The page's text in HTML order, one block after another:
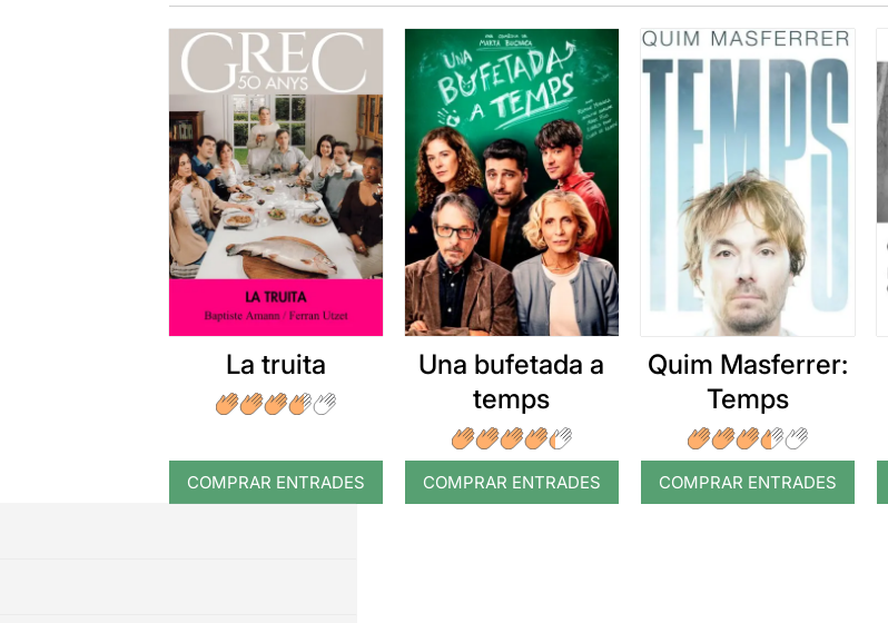
La truita
COMPRAR ENTRADES
Una bufetada a
temps
COMPRAR ENTRADES
Quim Masferrer:
Temps
COMPRAR ENTRADES